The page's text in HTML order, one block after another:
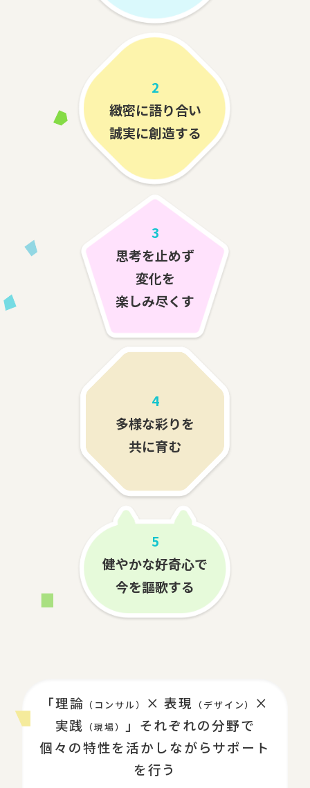
2
緻密に語り合い
誠実に創造する
3
思考を止めず
変化を
楽しみ尽くす
4
多様な彩りを
共に育む
5
健やかな好奇心で
今を謳歌する
「理論 （コンサル） × 表現 （デザイン）
×
実践 （現場）
」それぞれの分野で
個々の特性を活かしながらサポート
を行う